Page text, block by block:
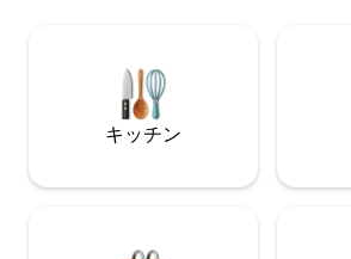
をチェックしてください！ 私たちは、ゲ
ストにふさわしい魔法のようなおもてな
しを提供するために全力で取り組んでい
キッチン